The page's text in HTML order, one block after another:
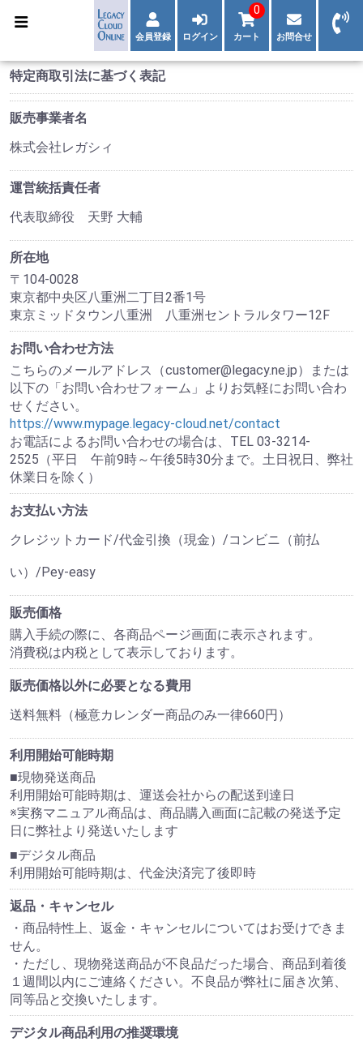
会員登録 ログイン カート
0
お問合せ
特定商取引法に基づく表記
販売事業者名
株式会社レガシィ
運営統括責任者
代表取締役 天野 大輔
所在地
〒104-0028
東京都中央区八重洲二丁目2番1号
東京ミッドタウン八重洲 八重洲セントラルタワー12F
お問い合わせ方法
こちらのメールアドレス（customer@legacy.ne.jp）または
以下の「お問い合わせフォーム」よりお気軽にお問い合わ
せください。
https://www.mypage.legacy-cloud.net/contact
お電話によるお問い合わせの場合は、TEL 03-3214-
2525（平日 午前9時～午後5時30分まで。土日祝日、弊社
休業日を除く）
お支払い方法
クレジットカード/代金引換（現金）/コンビニ（前払
い）/Pey-easy
販売価格
購入手続の際に、各商品ページ画面に表示されます。
消費税は内税として表示しております。
販売価格以外に必要となる費用
送料無料（極意カレンダー商品のみ一律660円）
利用開始可能時期
■現物発送商品
利用開始可能時期は、運送会社からの配送到達日
※実務マニュアル商品は、商品購入画面に記載の発送予定
日に弊社より発送いたします
■デジタル商品
利用開始可能時期は、代金決済完了後即時
返品・キャンセル
・商品特性上、返金・キャンセルについてはお受けできま
せん。
・ただし、現物発送商品が不良品だった場合、商品到着後
１週間以内にご連絡ください。不良品が弊社に届き次第、
同等品と交換いたします。
デジタル商品利用の推奨環境